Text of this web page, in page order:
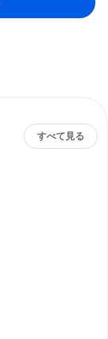
すべて見る